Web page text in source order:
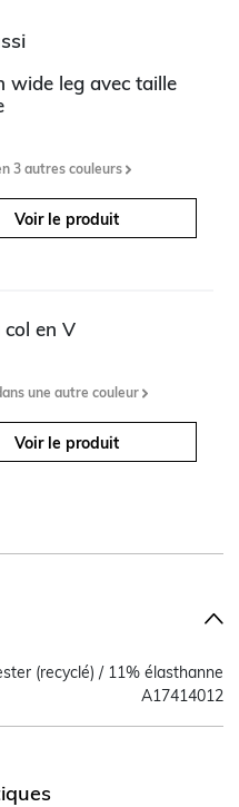
wide leg avec taille
3 autres couleurs
Voir le produit
en V
une autre couleur
Voir le produit
(recyclé) / 11% élasthanne
A17414012